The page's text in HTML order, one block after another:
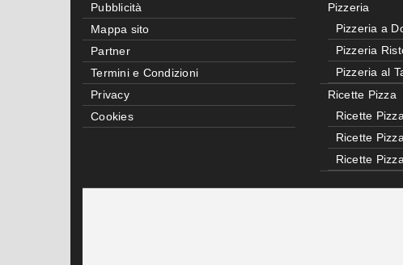
Pubblicità
Mappa sito
Partner
Termini e Condizioni
Privacy
Cookies
Pizzeria
Pizzeria a
Pizzeria
Pizzeria al
Ricette Pizza
Ricette
Ricette
Ricette